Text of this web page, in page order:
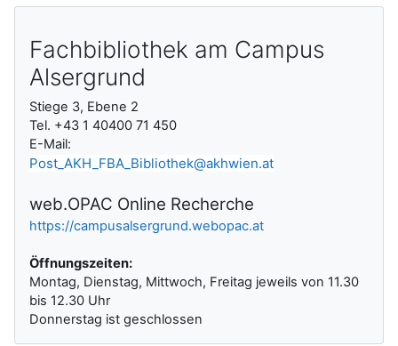
Fachbibliothek am Campus
Alsergrund
Stiege 3, Ebene 2
Tel. +43 1 40400 71 450
E-Mail:
Post_AKH_FBA_Bibliothek@akhwien.at
web.OPAC Online Recherche
https://campusalsergrund.webopac.at
Öffnungszeiten:
Montag, Dienstag, Mittwoch, Freitag jeweils von 11.30
bis 12.30 Uhr
Donnerstag ist geschlossen